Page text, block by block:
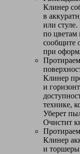
Клинер
в
или
по цветам
сообщите
при
Клинер
и
технике,
Уберет
Очистит
Клинер
и